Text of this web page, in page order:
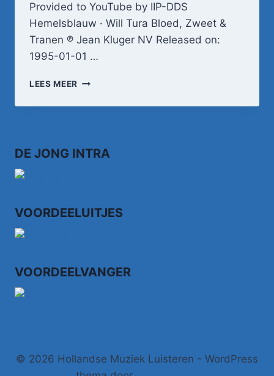
Provided to YouTube by IIP-DDS
Hemelsblauw · Will Tura Bloed, Zweet &
Tranen ℗ Jean Kluger NV Released on:
1995-01-01 …
LEES MEER HEMELSBLAUW
DE JONG INTRA
VOORDEELUITJES
VOORDEELVANGER
© 2026 Hollandse Muziek Luisteren - WordPress